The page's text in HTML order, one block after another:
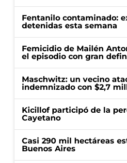
Fentanilo contaminado:
detenidas esta semana
Femicidio de Mailén
el episodio con gran
Maschwitz: un vecino
indemnizado con $2,7
Kicillof participó de la
Cayetano
Casi 290 mil hectáreas
Buenos Aires